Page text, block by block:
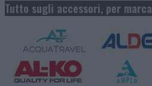
Tutto sugli accessori, per marca